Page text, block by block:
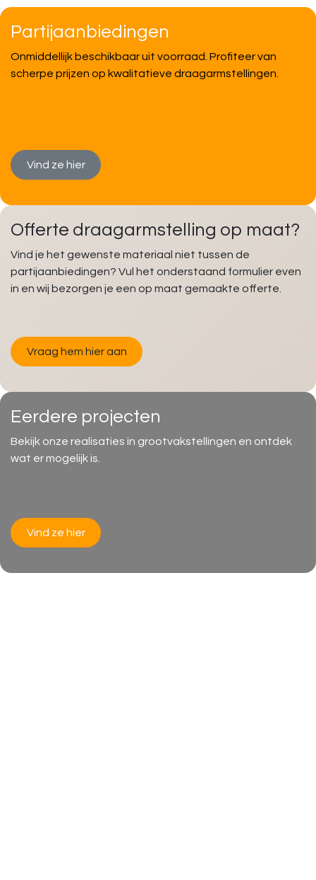
Partijaanbiedingen
Onmiddellijk beschikbaar uit voorraad. Profiteer van
scherpe prijzen op kwalitatieve draagarmstellingen.
Vind ze​​ hier
Offerte draagarmstelling op maat?
Vind je het gewenste materiaal niet tussen de
partijaanbiedingen? Vul het onderstaand formulier even
in en wij bezorgen je een op maat gemaakte offerte.
Vraag hem hier aan
Eerdere projecten
Bekijk onze realisaties in grootvakstellingen en ontdek
wat er mogelijk is.
Vind ze hier